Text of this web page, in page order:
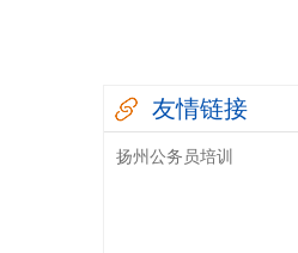
友情链接
扬州公务员培训